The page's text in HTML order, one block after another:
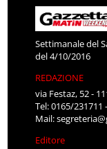
Settimanale del
del 4/10/2016
REDAZIONE
via Festaz, 52 -
Tel: 0165/231711
Mail:
Editore